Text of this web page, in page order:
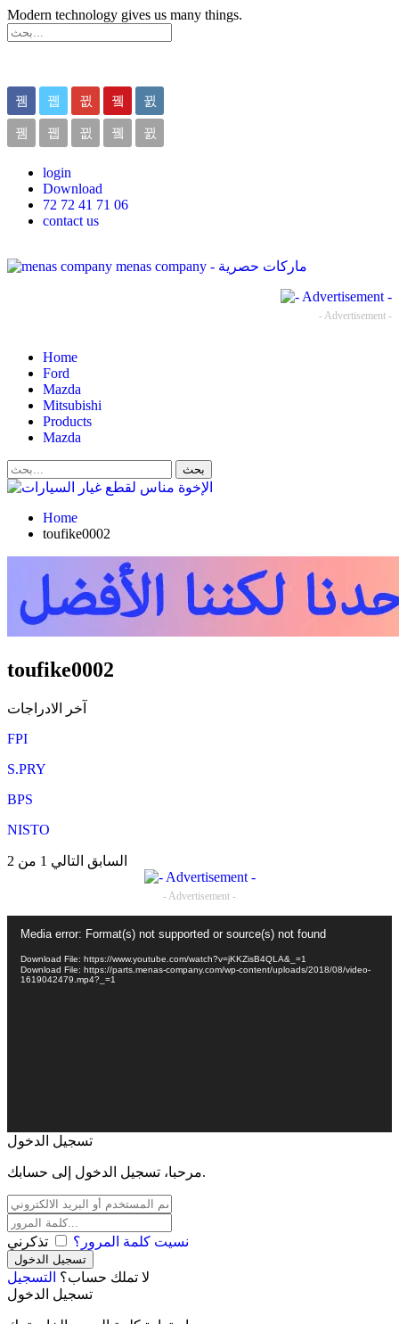
Modern technology gives us many things.
login
Download
72 72 41 71 06
contact us
menas company - ماركات حصرية
- Advertisement -
Home
Ford
Mazda
Mitsubishi
Products
Mazda
Home
toufike0002
toufike0002
آخر الادراجات
FPI
S.PRY
BPS
NISTO
السابق التالي 1 من 2
- Advertisement -
Player
Media error: Format(s) not supported or source(s) not found
Download File: https://www.youtube.com/watch?v=jKKZisB4QLA&_=1
Download File: https://parts.menas-company.com/wp-content/uploads/2018/08/video-
1619042479.mp4?_=1
تسجيل الدخول
مرحبا، تسجيل الدخول إلى حسابك.
نسيت كلمة المرور؟ تذكرني
لا تملك حساب؟ التسجيل
تسجيل الدخول